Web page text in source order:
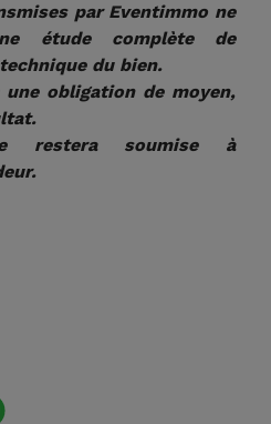
par Eventimmo ne
étude complète de
du bien.
obligation de moyen,
restera soumise à